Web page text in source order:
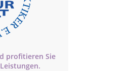
profitieren Sie
Leistungen.